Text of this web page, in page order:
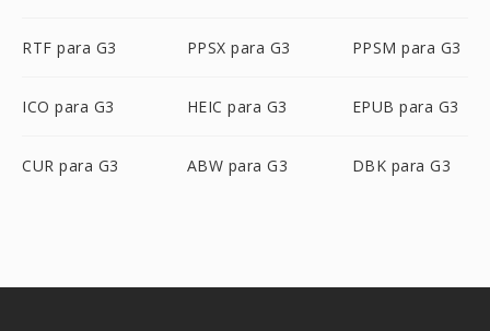
RTF para G3 PPSX para G3 PPSM para G3
ICO para G3 HEIC para G3 EPUB para G3
CUR para G3 ABW para G3 DBK para G3